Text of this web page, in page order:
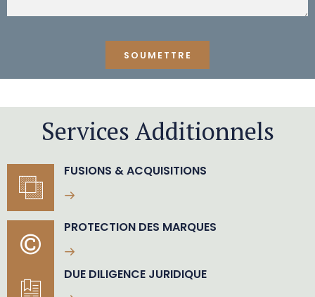
Services Additionnels
FUSIONS & ACQUISITIONS
PROTECTION DES MARQUES
DUE DILIGENCE JURIDIQUE